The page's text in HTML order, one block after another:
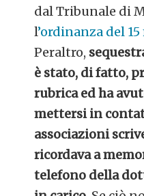
dal Tribunale di
l’ordinanza del 15
Peraltro,
è stato, di fatto,
rubrica ed ha
mettersi in
associazioni
ricordava a
telefono della